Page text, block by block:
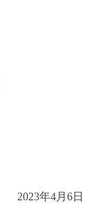
2023年4月6日